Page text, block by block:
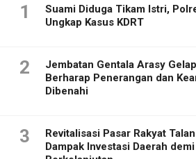
1
Suami Diduga Tikam Istri,
Ungkap Kasus KDRT
2
Jembatan Gentala Arasy
Berharap Penerangan dan
Dibenahi
3
Revitalisasi Pasar Rakyat
Dampak Investasi Daerah